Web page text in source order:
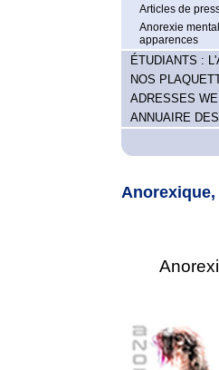
Articles de
Anorexie
apparences
ÉTUDIANTS :
NOS
ADRESSES
ANNUAIRE